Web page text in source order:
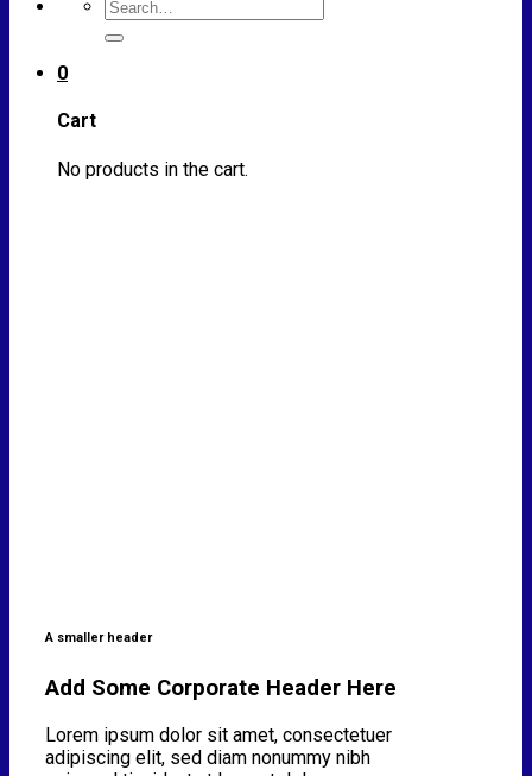
Search
for:
0
Cart
No products in the cart.
A smaller header
Add Some Corporate Header Here
Lorem ipsum dolor sit amet, consectetuer
adipiscing elit, sed diam nonummy nibh